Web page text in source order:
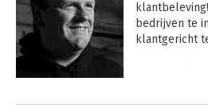
bedrijven te
klantgericht
een
Andere boeken door